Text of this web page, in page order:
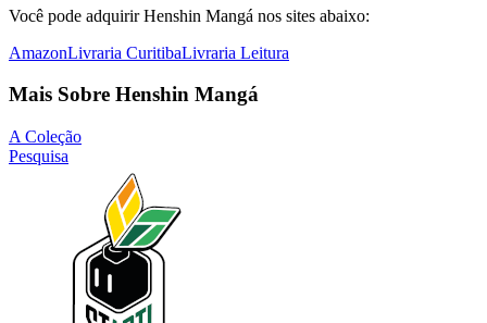
Você pode adquirir Henshin Mangá nos sites abaixo:
AmazonLivraria CuritibaLivraria Leitura
Mais Sobre Henshin Mangá
A Coleção
Pesquisa